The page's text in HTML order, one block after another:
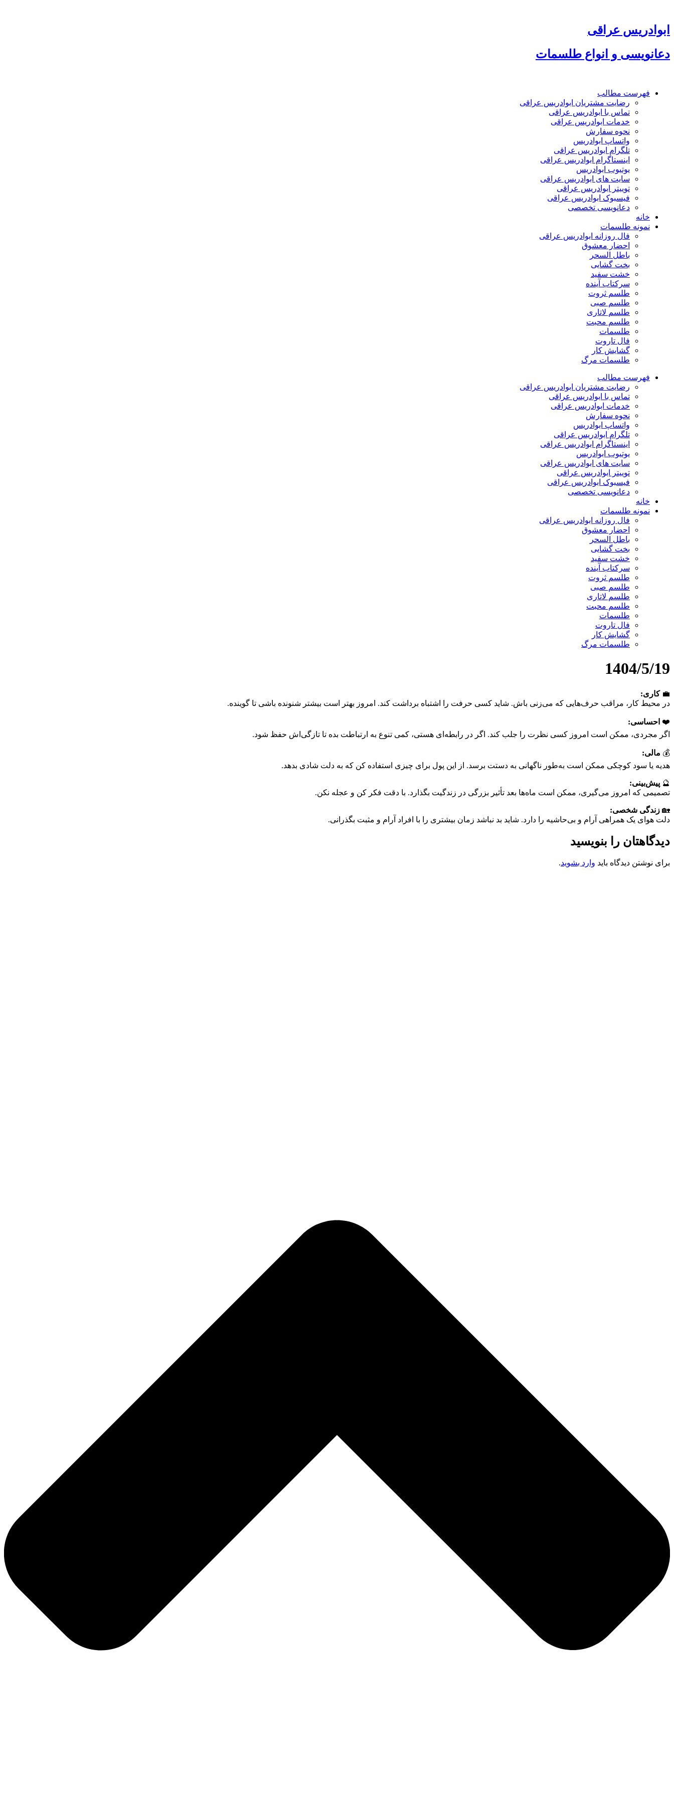
محتوا
ابوادریس عراقی
دعانویسی و انواع طلسمات
فهرست مطالب
رضایت مشتریان ابوادریس عراقی
تماس با ابوادریس عراقی
خدمات ابوادریس عراقی
نحوه سفارش
واتساپ ابوادریس
تلگرام ابوادریس عراقی
اینستاگرام ابوادریس عراقی
یوتیوب ابوادریس
سایت های ابوادریس عراقی
توییتر ابوادریس عراقی
فیسبوک ابوادریس عراقی
دعانویسی تخصصی
خانه
نمونه طلسمات
فال روزانه ابوادریس عراقی
احضار معشوق
باطل السحر
بخت گشایی
خشت سفید
سرکتاب آینده
طلسم ثروت
طلسم صبی
طلسم لاتاری
طلسم محبت
طلسمات
فال تاروت
گشایش کار
طلسمات مرگ
فهرست مطالب
رضایت مشتریان ابوادریس عراقی
تماس با ابوادریس عراقی
خدمات ابوادریس عراقی
نحوه سفارش
واتساپ ابوادریس
تلگرام ابوادریس عراقی
اینستاگرام ابوادریس عراقی
یوتیوب ابوادریس
سایت های ابوادریس عراقی
توییتر ابوادریس عراقی
فیسبوک ابوادریس عراقی
دعانویسی تخصصی
خانه
نمونه طلسمات
فال روزانه ابوادریس عراقی
احضار معشوق
باطل السحر
بخت گشایی
خشت سفید
سرکتاب آینده
طلسم ثروت
طلسم صبی
طلسم لاتاری
طلسم محبت
طلسمات
فال تاروت
گشایش کار
طلسمات مرگ
1404/5/19
💼کاری:
در محیط کار، مراقب حرف‌هایی که می‌زنی باش. شاید کسی حرفت را اشتباه برداشت کند. امروز بهتر است بیشتر شنونده باشی تا گوینده.
❤️ احساسی:
اگر مجردی، ممکن است امروز کسی نظرت را جلب کند. اگر در رابطه‌ای هستی، کمی تنوع به ارتباطت بده تا تازگی‌اش حفظ شود.
💰 مالی:
هدیه یا سود کوچکی ممکن است به‌طور ناگهانی به دستت برسد. از این پول برای چیزی استفاده کن که به دلت شادی بدهد.
🔮 پیش‌بینی:
تصمیمی که امروز می‌گیری، ممکن است ماه‌ها بعد تأثیر بزرگی در زندگیت بگذارد. با دقت فکر کن و عجله نکن.
🏡 زندگی شخصی:
دلت هوای یک همراهی آرام و بی‌حاشیه را دارد. شاید بد نباشد زمان بیشتری را با افراد آرام و مثبت بگذرانی.
دیدگاهتان را بنویسید
برای نوشتن دیدگاه باید وارد بشوید.